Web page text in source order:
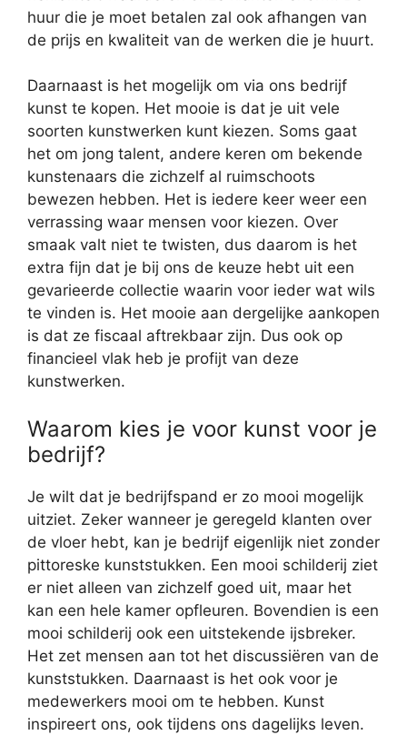
huur die je moet betalen zal ook afhangen van
de prijs en kwaliteit van de werken die je huurt.
Daarnaast is het mogelijk om via ons bedrijf
kunst te kopen. Het mooie is dat je uit vele
soorten kunstwerken kunt kiezen. Soms gaat
het om jong talent, andere keren om bekende
kunstenaars die zichzelf al ruimschoots
bewezen hebben. Het is iedere keer weer een
verrassing waar mensen voor kiezen. Over
smaak valt niet te twisten, dus daarom is het
extra fijn dat je bij ons de keuze hebt uit een
gevarieerde collectie waarin voor ieder wat wils
te vinden is. Het mooie aan dergelijke aankopen
is dat ze fiscaal aftrekbaar zijn. Dus ook op
financieel vlak heb je profijt van deze
kunstwerken.
Waarom kies je voor kunst voor je
bedrijf?
Je wilt dat je bedrijfspand er zo mooi mogelijk
uitziet. Zeker wanneer je geregeld klanten over
de vloer hebt, kan je bedrijf eigenlijk niet zonder
pittoreske kunststukken. Een mooi schilderij ziet
er niet alleen van zichzelf goed uit, maar het
kan een hele kamer opfleuren. Bovendien is een
mooi schilderij ook een uitstekende ijsbreker.
Het zet mensen aan tot het discussiëren van de
kunststukken. Daarnaast is het ook voor je
medewerkers mooi om te hebben. Kunst
inspireert ons, ook tijdens ons dagelijks leven.